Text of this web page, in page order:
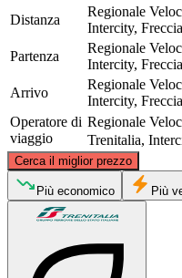
Distanza
Regionale
Intercity,
Partenza
Regionale
Intercity,
Arrivo
Regionale
Intercity,
Operatore di
viaggio
Regionale
Trenitalia,
Cerca il miglior prezzo
Bologna
Più economico Più